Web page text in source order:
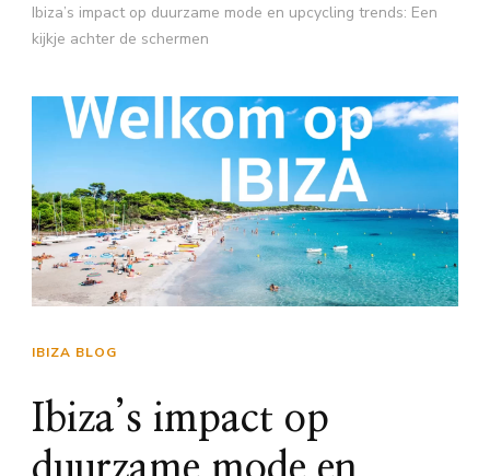
Ibiza’s impact op duurzame mode en upcycling trends: Een
kijkje achter de schermen
IBIZA BLOG
Ibiza’s impact op